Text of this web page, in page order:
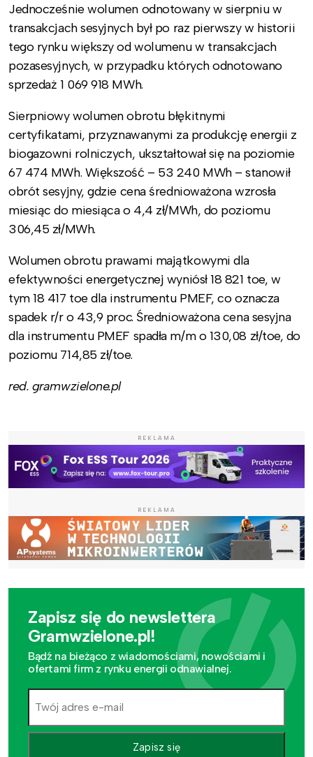
Jednocześnie wolumen odnotowany w sierpniu w
transakcjach sesyjnych był po raz pierwszy w historii
tego rynku większy od wolumenu w transakcjach
pozasesyjnych, w przypadku których odnotowano
sprzedaż 1 069 918 MWh.
Sierpniowy wolumen obrotu błękitnymi
certyfikatami, przyznawanymi za produkcję energii z
biogazowni rolniczych, ukształtował się na poziomie
67 474 MWh. Większość – 53 240 MWh – stanowił
obrót sesyjny, gdzie cena średnioważona wzrosła
miesiąc do miesiąca o 4,4 zł/MWh, do poziomu
306,45 zł/MWh.
Wolumen obrotu prawami majątkowymi dla
efektywności energetycznej wyniósł 18 821 toe, w
tym 18 417 toe dla instrumentu PMEF, co oznacza
spadek r/r o 43,9 proc. Średnioważona cena sesyjna
dla instrumentu PMEF spadła m/m o 130,08 zł/toe, do
poziomu 714,85 zł/toe.
red. gramwzielone.pl
REKLAMA
REKLAMA
Zapisz się do newslettera
Gramwzielone.pl!
Bądź na bieżąco z wiadomościami, nowościami i
ofertami firm z rynku energii odnawialnej.
Zapisz się